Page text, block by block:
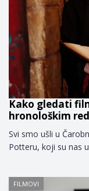
Kako gledati
hronološkim
Svi smo ušli u
Potteru, koji su nas
FILMOVI